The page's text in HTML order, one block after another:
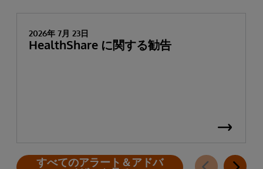
2026年 7月 23日
HealthShare に関する勧告
すべてのアラート＆アドバ